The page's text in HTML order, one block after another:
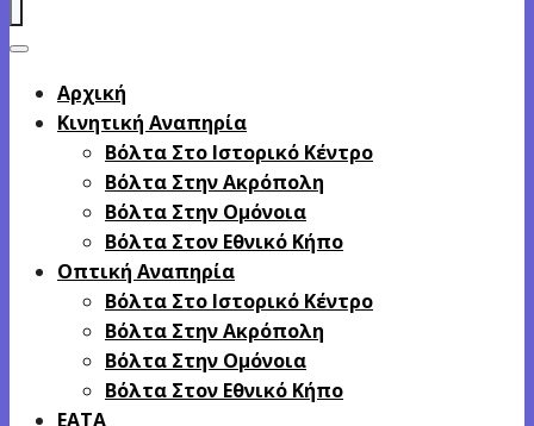
Αρχική
Κινητική Αναπηρία
Βόλτα Στο Ιστορικό Κέντρο
Βόλτα Στην Ακρόπολη
Βόλτα Στην Ομόνοια
Βόλτα Στον Εθνικό Κήπο
Οπτική Αναπηρία
Βόλτα Στο Ιστορικό Κέντρο
Βόλτα Στην Ακρόπολη
Βόλτα Στην Ομόνοια
Βόλτα Στον Εθνικό Κήπο
EATA